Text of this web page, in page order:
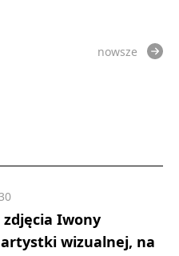
nowsze
Iwony
wizualnej, na